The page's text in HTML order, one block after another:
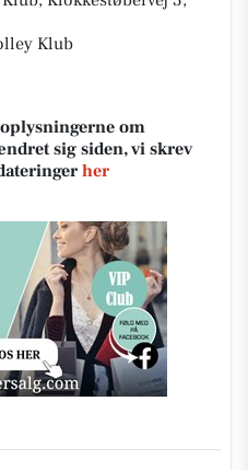
Klub
om
sig siden, vi skrev
her